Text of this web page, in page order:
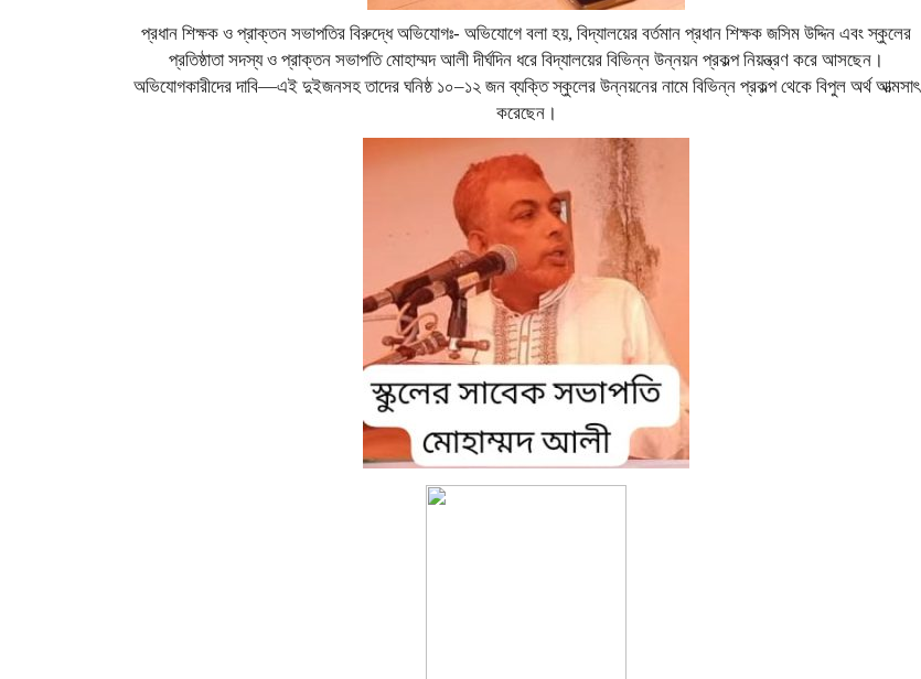
প্রধান শিক্ষক ও প্রাক্তন সভাপতির বিরুদ্ধে অভিযোগঃ- অভিযোগে বলা হয়, বিদ্যালয়ের বর্তমান প্রধান শিক্ষক জসিম উদ্দিন এবং স্কুলের
প্রতিষ্ঠাতা সদস্য ও প্রাক্তন সভাপতি মোহাম্মদ আলী দীর্ঘদিন ধরে বিদ্যালয়ের বিভিন্ন উন্নয়ন প্রকল্প নিয়ন্ত্রণ করে আসছেন।
অভিযোগকারীদের দাবি—এই দুইজনসহ তাদের ঘনিষ্ঠ ১০–১২ জন ব্যক্তি স্কুলের উন্নয়নের নামে বিভিন্ন প্রকল্প থেকে বিপুল অর্থ আত্মসাৎ
করেছেন।